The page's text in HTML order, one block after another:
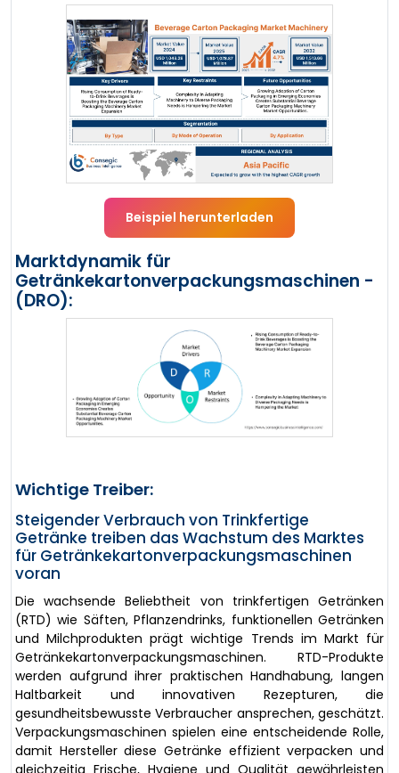
Beispiel herunterladen
Marktdynamik für
Getränkekartonverpackungsmaschinen -
(DRO):
Wichtige Treiber:
Steigender Verbrauch von Trinkfertige
Getränke treiben das Wachstum des Marktes
für Getränkekartonverpackungsmaschinen
voran
Die wachsende Beliebtheit von trinkfertigen Getränken
(RTD) wie Säften, Pflanzendrinks, funktionellen Getränken
und Milchprodukten prägt wichtige Trends im Markt für
Getränkekartonverpackungsmaschinen. RTD-Produkte
werden aufgrund ihrer praktischen Handhabung, langen
Haltbarkeit und innovativen Rezepturen, die
gesundheitsbewusste Verbraucher ansprechen, geschätzt.
Verpackungsmaschinen spielen eine entscheidende Rolle,
damit Hersteller diese Getränke effizient verpacken und
gleichzeitig Frische, Hygiene und Qualität gewährleisten